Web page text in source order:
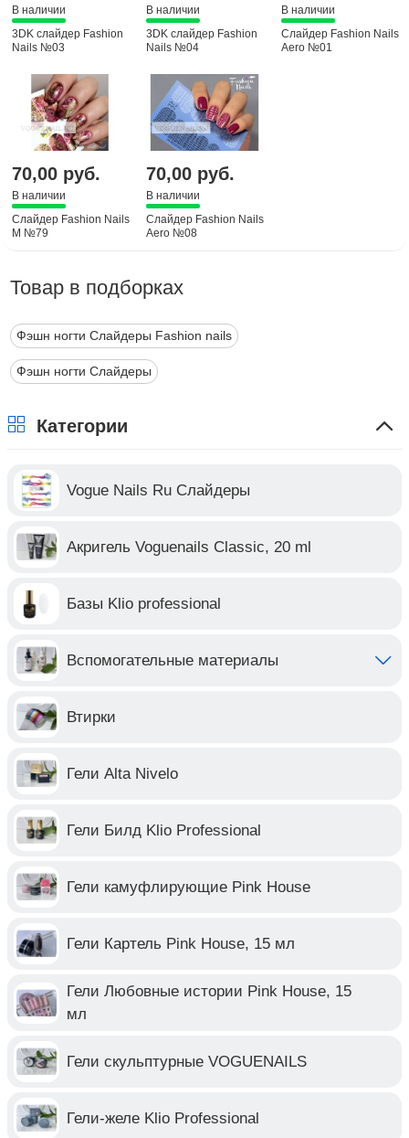
В наличии
3DK слайдер Fashion
Nails №03
В наличии
3DK слайдер Fashion
Nails №04
В наличии
Слайдер Fashion Nails
Aero №01
70,00 руб.
В наличии
Слайдер Fashion Nails
M №79
70,00 руб.
В наличии
Слайдер Fashion Nails
Aero №08
Товар в подборках
Фэшн ногти Слайдеры Fashion nails
Фэшн ногти Слайдеры
Категории
Vogue Nails Ru Слайдеры
Акригель Voguenails Classic, 20 ml
Базы Klio professional
Вспомогательные материалы
Втирки
Гели Alta Nivelo
Гели Билд Klio Professional
Гели камуфлирующие Pink House
Гели Картель Pink House, 15 мл
Гели Любовные истории Pink House, 15
мл
Гели скульптурные VOGUENAILS
Гели-желе Klio Professional